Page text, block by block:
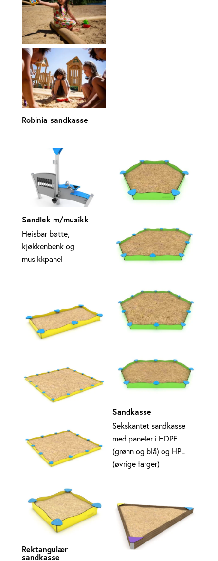
Robinia sandkasse
Sandlek m/musikk
Heisbar bøtte,
kjøkkenbenk og
musikkpanel
Sandkasse
Sekskantet sandkasse
med paneler i HDPE
(grønn og blå) og HPL
(øvrige farger)
Rektangulær
sandkasse